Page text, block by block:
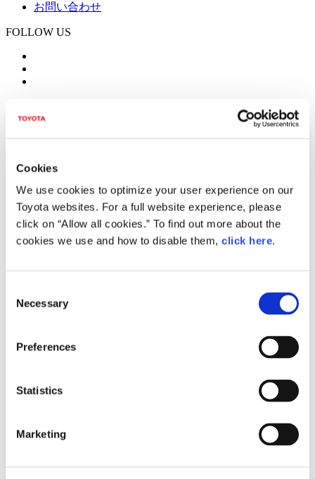
Cookies
We use cookies to optimize your user experience on our
Toyota websites. For a full website experience, please
click on “Allow all cookies.” To find out more about the
cookies we use and how to disable them, click here.
Selection
Necessary
Preferences
Statistics
Marketing
お問い合わせ
FOLLOW US
該当ページがございません。
このページをブックマーク登録されていた方は、
お手数ですがブックマークの変更をお願いいたします。
富士モータースポーツミュージアム
トップページ
なお、このページは５秒後に自動的にジャンプします。
FOLLOW US
富士モータースポーツミュージアム公式アカウントを開設い
たしました。フォローして最新情報をチェックしてくださ
富士モータースポーツフォレスト